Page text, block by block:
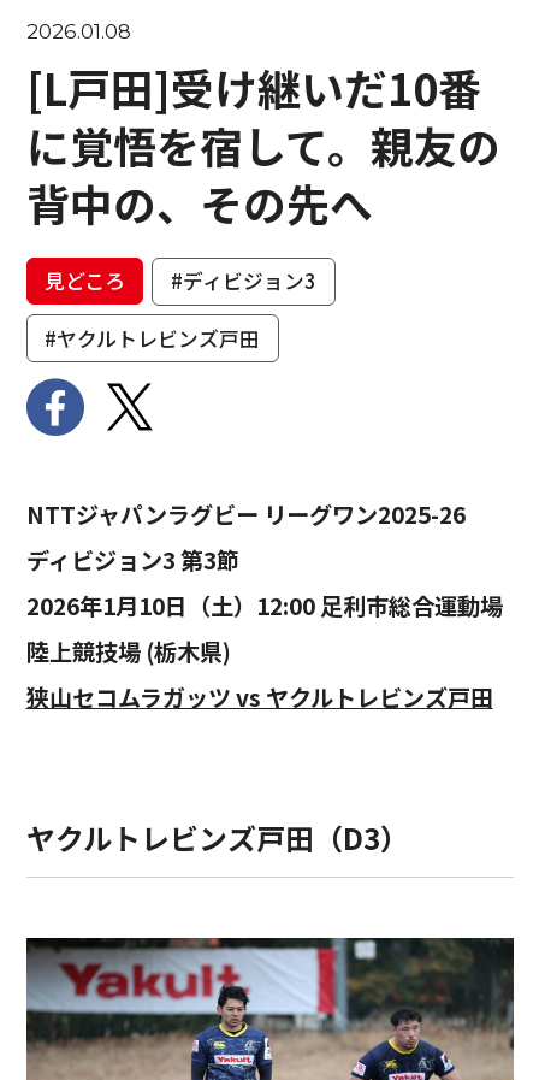
2026.01.08
[L戸田]受け継いだ10番
に覚悟を宿して。親友の
背中の、その先へ
見どころ
#ディビジョン3
#ヤクルトレビンズ戸田
NTTジャパンラグビー リーグワン2025-26
ディビジョン3 第3節
2026年1月10日（土）12:00 足利市総合運動場
陸上競技場 (栃木県)
狭山セコムラガッツ vs ヤクルトレビンズ戸田
ヤクルトレビンズ戸田（D3）